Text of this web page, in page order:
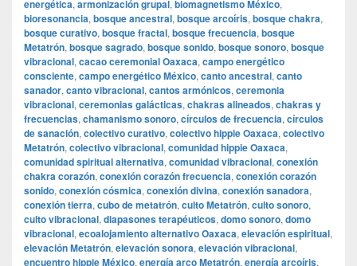
energética, armonización grupal, biomagnetismo México,
bioresonancia, bosque ancestral, bosque arcoíris, bosque chakra,
bosque curativo, bosque fractal, bosque frecuencia, bosque
Metatrón, bosque sagrado, bosque sonido, bosque sonoro, bosque
vibracional, cacao ceremonial Oaxaca, campo energético
consciente, campo energético México, canto ancestral, canto
sanador, canto vibracional, cantos armónicos, ceremonia
vibracional, ceremonias galácticas, chakras alineados, chakras y
frecuencias, chamanismo sonoro, círculos de frecuencia, círculos
de sanación, colectivo curativo, colectivo hippie Oaxaca, colectivo
Metatrón, colectivo vibracional, comunidad hippie Oaxaca,
comunidad spiritual alternativa, comunidad vibracional, conexión
chakra corazón, conexión corazón frecuencia, conexión corazón
sonido, conexión cósmica, conexión divina, conexión sanadora,
conexión tierra, cubo de metatrón, culto Metatrón, culto sonoro,
culto vibracional, diapasones terapéuticos, domo sonoro, domo
vibracional, ecoalojamiento alternativo Oaxaca, elevación espiritual,
elevación Metatrón, elevación sonora, elevación vibracional,
encuentro hippie México, energía arco Metatrón, energía arcoíris,